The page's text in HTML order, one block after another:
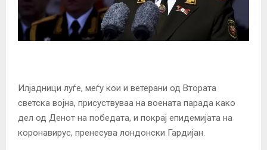
Илјадници луѓе, меѓу кои и ветерани од Втората
светска војна, присуствуваа на воената парада како
дел од Денот на победата, и покрај епидемијата на
коронавирус, пренесува лондонски Гардијан.